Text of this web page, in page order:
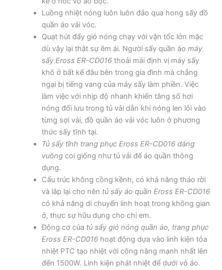
Luồng nhiệt nóng luôn luôn đảo qua hong sấy đồ
quần áo vải vóc.
Quạt hút đẩy gió nóng chạy với vận tốc lớn mặc
dù vậy lại thật sự êm ái. Người sấy quần áo máy
sấy Eross ER-CD016thoải mái định vị máy sấy
khô ở bất kể đâu bên trong gia đình mà chẳng
ngại bị tiếng vang của máy sấy làm phiền. Việc
làm việc với nhịp độ nhanh khiến tăng số hơi
nóng đối lưu trong tủ vải dẫn khí nóng len lỏi vào
từng sợi vải, đồ quần áo vải vóc luôn ở phương
thức sấy tĩnh tại.
Tủ sấy tĩnh trang phục Eross ER-CD016 dáng
vuôngcoi giống như tủ vải để áo quần thông
dụng.
Cấu trúc không cồng kềnh, có khả năng tháo rời
và lắp lại cho nên tủ sấy áo quần Eross ER-CD016
có khả năng di chuyển linh hoạt trong không gian
ở, thực sự hữu dụng cho chị em.
Động cơ của tủ sấy gió nóng quần áo, trang phục
Eross ER-CD016hoạt động dựa vào linh kiện tỏa
nhiệt PTC tạo nhiệt với công năng mạnh nhất lên
đến 1500W. Linh kiện phát nhiệt để dưới vỏ áo.